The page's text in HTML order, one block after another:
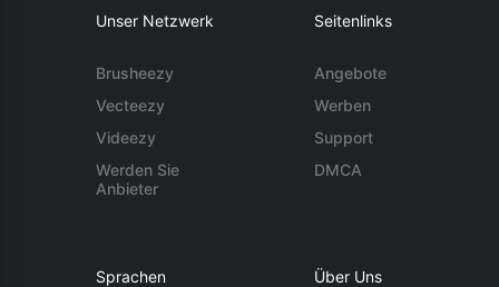
Unser Netzwerk
Brusheezy
Vecteezy
Videezy
Werden Sie
Anbieter
Seitenlinks
Angebote
Werben
Support
DMCA
Sprachen Über Uns